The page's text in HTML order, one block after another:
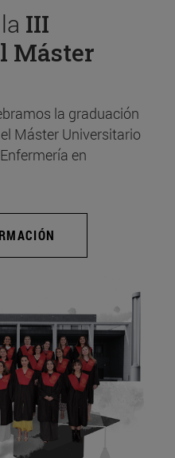
III
Máster
la graduación
Máster Universitario
en